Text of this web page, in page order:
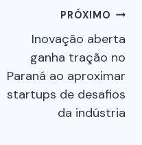
PRÓXIMO
Inovação aberta
ganha tração no
Paraná ao aproximar
startups de desafios
da indústria